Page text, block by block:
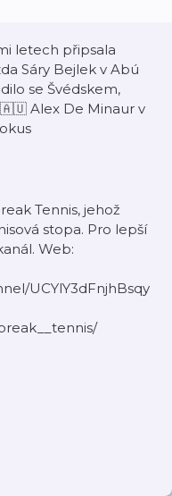
letech připsala
Sáry Bejlek v Abú
se Švédskem,
Alex De Minaur v
Tennis, jehož
stopa. Pro lepší
Web:
UCYlY3dFnjhBsqy